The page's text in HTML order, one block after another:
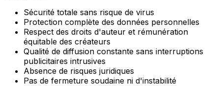
Sécurité totale sans risque de virus
Protection complète des données personnelles
Respect des droits d'auteur et rémunération
équitable des créateurs
Qualité de diffusion constante sans interruptions
publicitaires intrusives
Absence de risques juridiques
Pas de fermeture soudaine ni d'instabilité